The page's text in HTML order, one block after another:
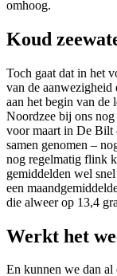
omhoog.
Koud
Toch gaat dat in het
van de aanwezigheid
aan het begin van de
Noordzee bij ons
voor maart in De Bilt
samen genomen –
nog regelmatig flink
gemiddelden wel
een
die alweer op 13,4
Werkt het
En kunnen we dan al